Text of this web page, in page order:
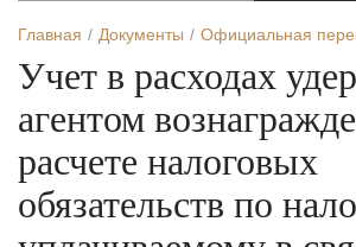
Главная Документы Официальная
Учет в расходах
агентом
расчете налоговых
обязательств по